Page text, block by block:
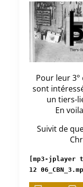
Pour leur
sont
un tiers-
En
Suivit de
[mp3-jplayer
12